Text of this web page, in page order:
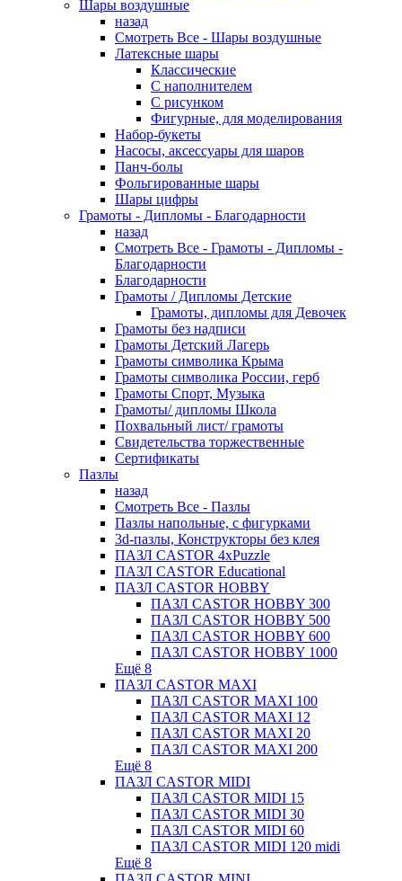
Шары воздушные
назад
Смотреть Все - Шары воздушные
Латексные шары
Классические
С наполнителем
С рисунком
Фигурные, для моделирования
Набор-букеты
Насосы, аксессуары для шаров
Панч-болы
Фольгированные шары
Шары цифры
Грамоты - Дипломы - Благодарности
назад
Смотреть Все - Грамоты - Дипломы -
Благодарности
Благодарности
Грамоты / Дипломы Детские
Грамоты, дипломы для Девочек
Грамоты без надписи
Грамоты Детский Лагерь
Грамоты символика Крыма
Грамоты символика России, герб
Грамоты Спорт, Музыка
Грамоты/ дипломы Школа
Похвальный лист/ грамоты
Свидетельства торжественные
Сертификаты
Пазлы
назад
Смотреть Все - Пазлы
Пазлы напольные, с фигурками
3d-пазлы, Конструкторы без клея
ПАЗЛ CASTOR 4xPuzzle
ПАЗЛ CASTOR Educational
ПАЗЛ CASTOR HOBBY
ПАЗЛ CASTOR HOBBY 300
ПАЗЛ CASTOR HOBBY 500
ПАЗЛ CASTOR HOBBY 600
ПАЗЛ CASTOR HOBBY 1000
Ещё 8
ПАЗЛ CASTOR MAXI
ПАЗЛ CASTOR MAXI 100
ПАЗЛ CASTOR MAXI 12
ПАЗЛ CASTOR MAXI 20
ПАЗЛ CASTOR MAXI 200
Ещё 8
ПАЗЛ CASTOR MIDI
ПАЗЛ CASTOR MIDI 15
ПАЗЛ CASTOR MIDI 30
ПАЗЛ CASTOR MIDI 60
ПАЗЛ CASTOR MIDI 120 midi
Ещё 8